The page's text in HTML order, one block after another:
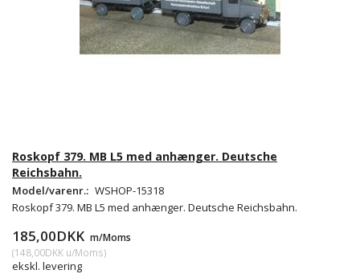
Roskopf 379. MB L5 med anhænger. Deutsche
Reichsbahn.
Model/varenr.: WSHOP-15318
Roskopf 379. MB L5 med anhænger. Deutsche Reichsbahn.
185,00DKK m/Moms
(148,00DKK u/Moms)
ekskl. levering